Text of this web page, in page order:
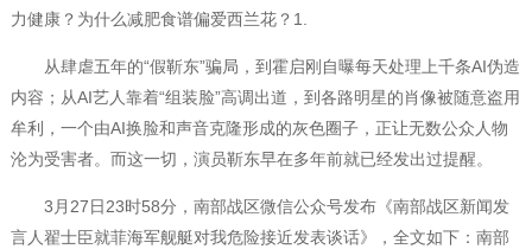
力健康？为什么减肥食谱偏爱西兰花？1.
从肆虐五年的“假靳东”骗局，到霍启刚自曝每天处理上千条AI伪造
内容；从AI艺人靠着“组装脸”高调出道，到各路明星的肖像被随意盗用
牟利，一个由AI换脸和声音克隆形成的灰色圈子，正让无数公众人物
沦为受害者。而这一切，演员靳东早在多年前就已经发出过提醒。
3月27日23时58分，南部战区微信公众号发布《南部战区新闻发
言人翟士臣就菲海军舰艇对我危险接近发表谈话》，全文如下：南部